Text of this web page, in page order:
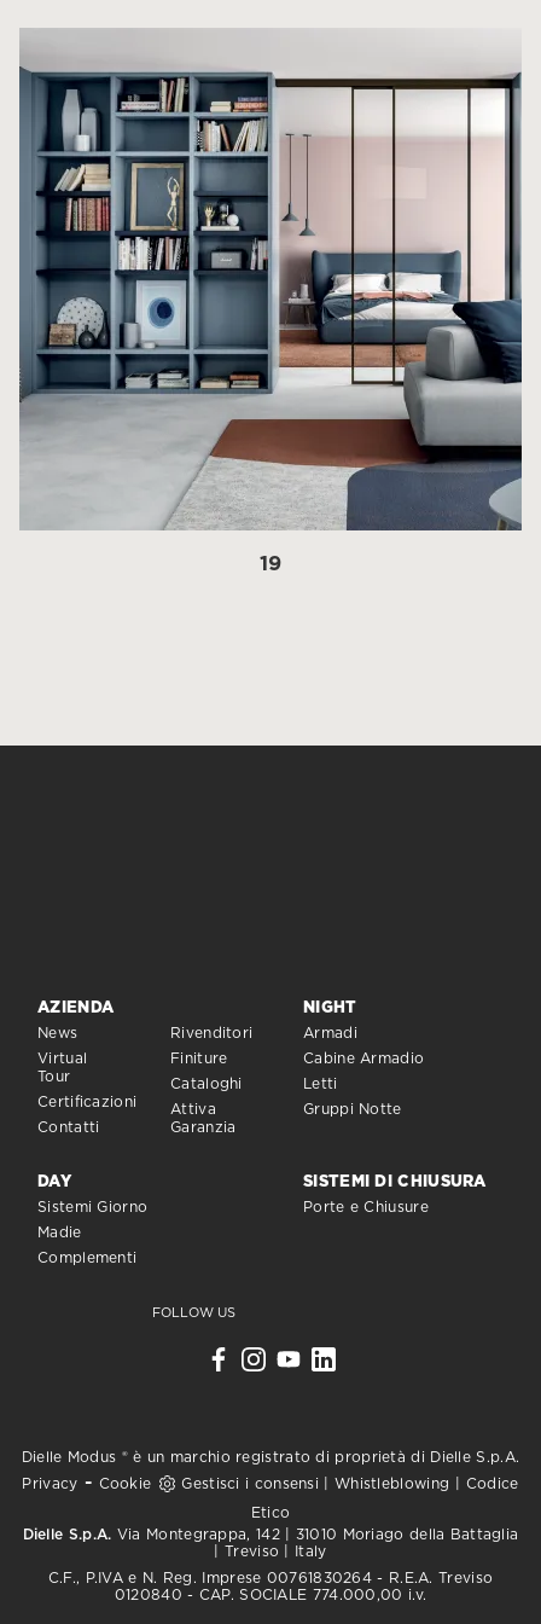
19
AZIENDA
News
Virtual
Tour
Certificazioni
Contatti
Rivenditori
Finiture
Cataloghi
Attiva
Garanzia
NIGHT
Armadi
Cabine Armadio
Letti
Gruppi Notte
DAY
Sistemi Giorno
Madie
Complementi
SISTEMI DI CHIUSURA
Porte e Chiusure
FOLLOW US
Dielle Modus ® è un marchio registrato di proprietà di Dielle S.p.A.
Privacy - Cookie Gestisci i consensi Whistleblowing
Codice
Etico
Dielle S.p.A. Via Montegrappa, 142 | 31010 Moriago della Battaglia
| Treviso | Italy
C.F., P.IVA e N. Reg. Imprese 00761830264 - R.E.A. Treviso
0120840 - CAP. SOCIALE 774.000,00 i.v.